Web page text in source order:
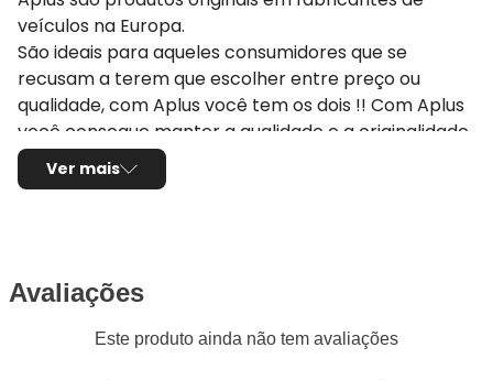
veículos na Europa.
São ideais para aqueles consumidores que se
recusam a terem que escolher entre preço ou
qualidade, com Aplus você tem os dois !! Com Aplus
você consegue manter a qualidade e a originalidade
do seu veículo pois eles seguem ou até melhoram os
padrões originais estipulados pela montadora do seu
fornecendo componentes originais para
Ver mais
Avaliações
Este produto ainda não tem avaliações